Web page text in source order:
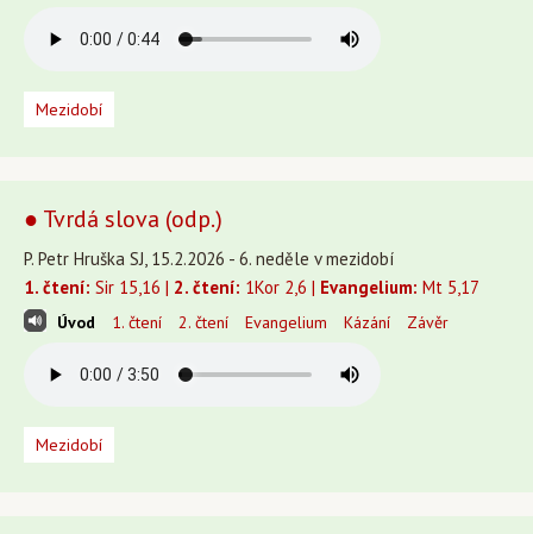
Mezidobí
● Tvrdá slova (odp.)
P. Petr Hruška SJ, 15.2.2026 - 6. neděle v mezidobí
1. čtení: Sir 15,16 | 2. čtení: 1Kor 2,6 | Evangelium: Mt 5,17
Úvod 1. čtení 2. čtení Evangelium Kázání Závěr
Mezidobí